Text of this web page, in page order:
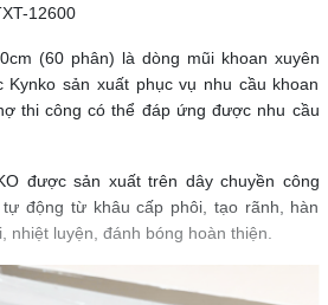
12600
(60 phân) là dòng mũi khoan xuyên
sản xuất phục vụ nhu cầu khoan
thi công có thể đáp ứng được nhu cầu
được sản xuất trên dây chuyền công
động từ khâu cấp phôi, tạo rãnh, hàn
nhiệt luyện, đánh bóng hoàn thiện.